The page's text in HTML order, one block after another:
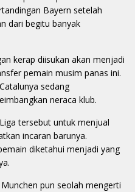
Bayern setelah
dari begitu banyak
kerap diisukan akan menjadi
pemain musim panas ini.
sedang
neraca klub.
tersebut untuk menjual
incaran barunya.
diketahui menjadi yang
pun seolah mengerti